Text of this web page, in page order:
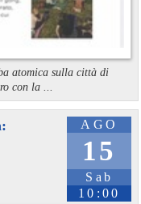
atomica sulla città di
con la ...
AGO
15
Sab
10:00